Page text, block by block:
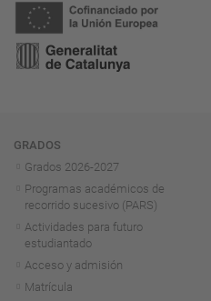
Navegación
GRADOS
Grados 2026-2027
Programas académicos de
recorrido sucesivo (PARS)
Actividades para futuro
estudiantado
Acceso y admisión
Matrícula